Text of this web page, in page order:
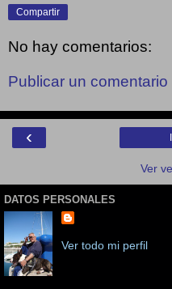
Compartir
No hay comentarios:
Publicar un comentario
‹
Ver
DATOS PERSONALES
Ver todo mi perfil